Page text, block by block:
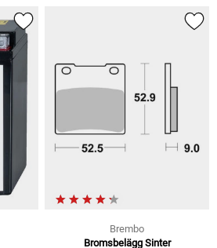
Brembo
Bromsbelägg Sinter